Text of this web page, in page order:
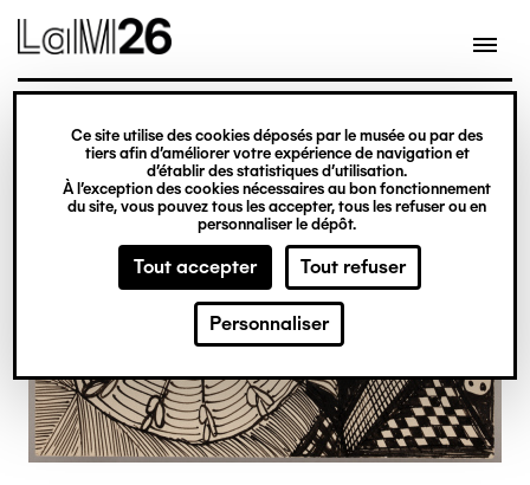
Gestion des cookies
Ce site utilise des cookies déposés par le musée ou par des
tiers afin d’améliorer votre expérience de navigation et
d’établir des statistiques d’utilisation.
À l’exception des cookies nécessaires au bon fonctionnement
du site, vous pouvez tous les accepter, tous les refuser ou en
personnaliser le dépôt.
Tout accepter Tout refuser
Personnaliser
contenu